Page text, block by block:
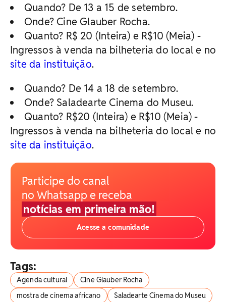
Quando? De 13 a 15 de setembro.
Onde? Cine Glauber Rocha.
Quanto? R$ 20 (Inteira) e R$10 (Meia) -
Ingressos à venda na bilheteria do local e no
site da instituição.
Quando? De 14 a 18 de setembro.
Onde? Saladearte Cinema do Museu.
Quanto? R$20 (Inteira) e R$10 (Meia) -
Ingressos à venda na bilheteria do local e no
site da instituição.
Participe do canal
no Whatsapp e receba
notícias em primeira mão!
Acesse a comunidade
Tags:
Agenda cultural
Cine Glauber Rocha
mostra de cinema africano
Saladearte Cinema do Museu